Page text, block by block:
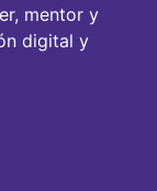
mentor y
digital y